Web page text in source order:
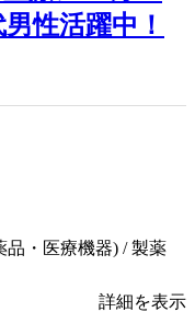
性活躍中！
品・医療機器) / 製薬
詳細を表示